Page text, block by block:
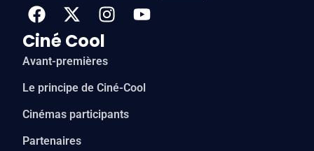
Ciné Cool
Avant-premières
Le principe de Ciné-Cool
Cinémas participants
Partenaires